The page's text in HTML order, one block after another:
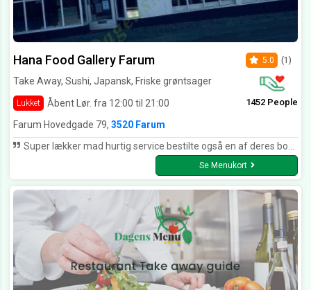
Hana Food Gallery Farum
Take Away, Sushi, Japansk, Friske grøntsager
Lukket Åbent Lør. fra 12:00 til 21:00
5.0 (1)
1452 People
Farum Hovedgade 79, 3520 Farum
Super lækker mad hurtig service bestilte også en af deres bobbel the og sidst men ikke mindst et meget hyggelidt lille sted klart et sted jeg ville komme igen
Se Menukort